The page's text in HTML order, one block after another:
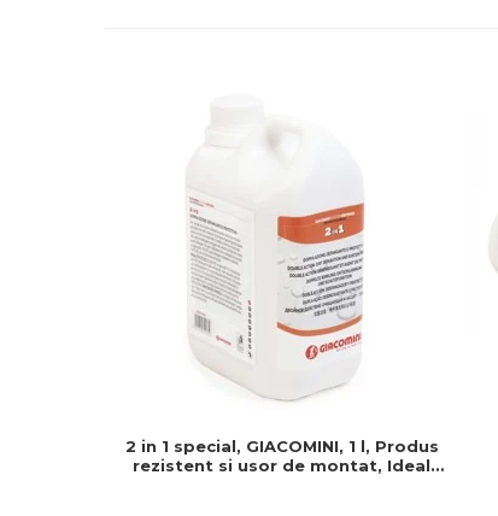
2 in 1 special, GIACOMINI, 1 l, Produs
rezistent si usor de montat, Ideal